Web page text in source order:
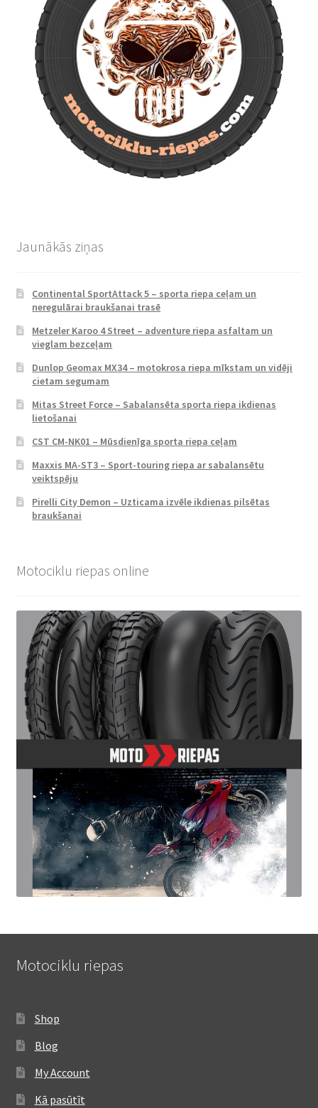
Jaunākās ziņas
Continental SportAttack 5 – sporta riepa ceļam un
neregulārai braukšanai trasē
Metzeler Karoo 4 Street – adventure riepa asfaltam un
vieglam bezceļam
Dunlop Geomax MX34 – motokrosa riepa mīkstam un vidēji
cietam segumam
Mitas Street Force – Sabalansēta sporta riepa ikdienas
lietošanai
CST CM-NK01 – Mūsdienīga sporta riepa ceļam
Maxxis MA-ST3 – Sport-touring riepa ar sabalansētu
veiktspēju
Pirelli City Demon – Uzticama izvēle ikdienas pilsētas
braukšanai
Motociklu riepas online
Motociklu riepas
Shop
Blog
My Account
Kā pasūtīt